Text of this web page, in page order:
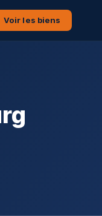
Voir les biens